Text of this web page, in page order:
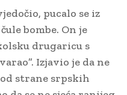
pucalo se iz
bombe. On je
drugaricu s
Izjavio je da ne
strane srpskih